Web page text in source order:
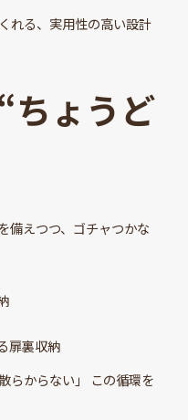
れる、実用性の高い設計
ちょうど
備えつつ、ゴチャつかな
扉裏収納
らからない」 この循環を